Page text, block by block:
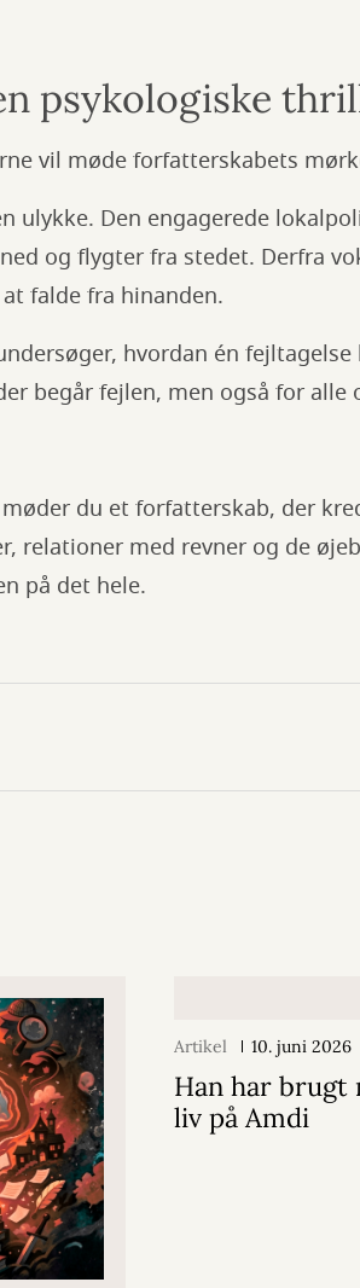
psykologiske
vil møde forfatterskabets
ulykke. Den engagerede
og flygter fra stedet. Derfra
falde fra hinanden.
hvordan én
begår fejlen, men også for alle
du et forfatterskab, der
relationer med revner og de
på det hele.
Artikel 10. juni 2026
Han har brugt
liv på Amdi